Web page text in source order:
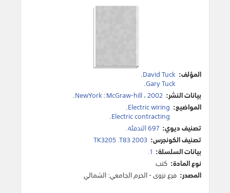
المؤلف: David Tuck
.
Gary Tuck
.
بيانات النشر:
NewYork:McGraw-hill،2002
.
المواضيع: Electric wiring
.
Electric contracting
.
تصنيف ديوي: 697 التدفئة.
تصنيف الكونجرس: TK3205 .T83 2003
بيانات السلسلة: 1.
نوع المادة: كتب
المصدر: فرع نزوى - الحرم الجامعي: الشمالي